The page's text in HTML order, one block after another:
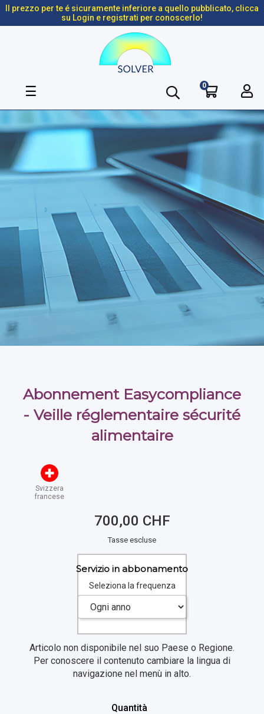
Il prezzo per te é sicuramente inferiore a quello pubblicato, clicca
su Login e registrati per conoscerlo!
navigazione
☰ 0
Abonnement Easycompliance
- Veille réglementaire sécurité
alimentaire
Svizzera
francese
700,00 CHF
Tasse escluse
Servizio in abbonamento
Seleziona la frequenza
Articolo non disponibile nel suo Paese o Regione.
Per conoscere il contenuto cambiare la lingua di
navigazione nel menù in alto.
Quantità